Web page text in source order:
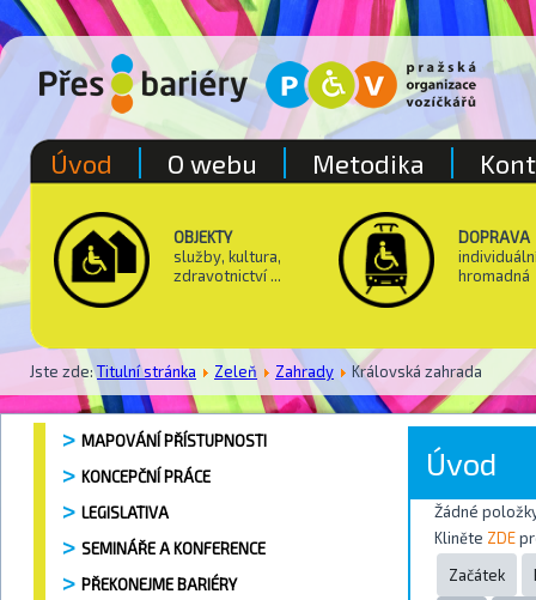
OBJEKTY
služby, kultura,
zdravotnictví ...
DOPRAVA
hromadná
Jste zde:Titulní stránka Zeleň Zahrady Královská zahrada
Úvod O webu Metodika
MAPOVÁNÍ PŘÍSTUPNOSTI
KONCEPČNÍ PRÁCE
LEGISLATIVA
SEMINÁŘE A KONFERENCE
PŘEKONEJME BARIÉRY
Úvod
Žádné
Kliněte ZDE
Začátek